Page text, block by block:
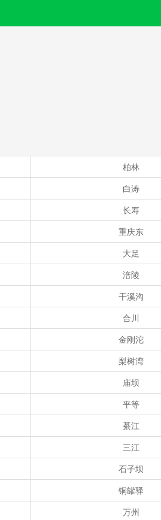
柏林
白涛
长寿
重庆东
大足
涪陵
干溪沟
合川
金刚沱
梨树湾
庙坝
平等
綦江
三江
石子坝
铜罐驿
万州